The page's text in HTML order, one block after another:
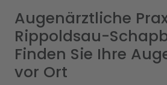
Augenärztliche
Rippoldsau-
Finden Sie Ihre
vor Ort